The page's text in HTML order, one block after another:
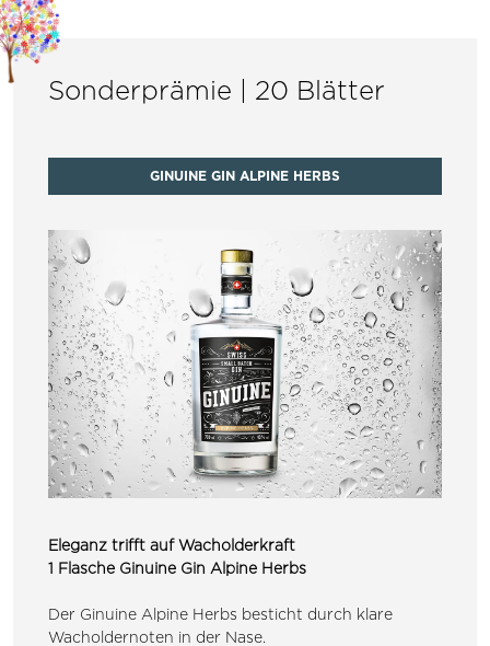
Sonderprämie | 20 Blätter
GINUINE GIN ALPINE HERBS
Eleganz trifft auf Wacholderkraft
1 Flasche Ginuine Gin Alpine Herbs
Der Ginuine Alpine Herbs besticht durch klare
Wacholdernoten in der Nase.